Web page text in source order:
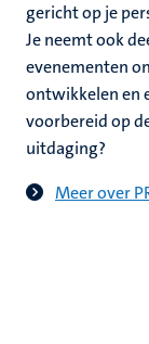
gericht op je
Je neemt ook
evenementen
ontwikkelen en
voorbereid op
uitdaging?
Meer over